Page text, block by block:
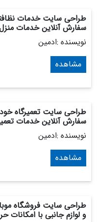
طراحی سایت خدمات
سفارش آنلاین خدمات
نویسنده :ادمین
مشاهده
طراحی سایت تعمیرگاه
سفارش آنلاین خدمات
نویسنده :ادمین
مشاهده
طراحی سایت فروشگاه
و لوازم جانبی با امکانات